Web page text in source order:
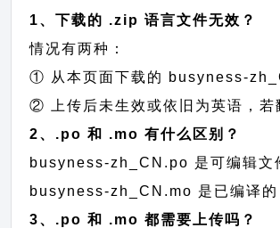
1、下载的 .zip 语言文件无效？
情况有两种：
① 从本页面下载的 busyness-
② 上传后未生效或依旧为英语，若
2、.po 和 .mo 有什么区别？
busyness-zh_CN.po 是可编辑文
busyness-zh_CN.mo 是已编译的
3、.po 和 .mo 都需要上传吗？